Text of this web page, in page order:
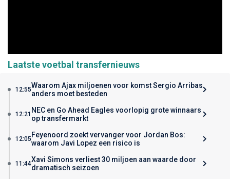
Laatste voetbal transfernieuws
12:55Waarom Ajax miljoenen voor komst Sergio Arribas
anders moet besteden
12:21 NEC en Go Ahead Eagles voorlopig grote winnaars
op transfermarkt
12:05 Feyenoord zoekt vervanger voor Jordan Bos:
waarom Javi Lopez een risico is
11:44Xavi Simons verliest 30 miljoen aan waarde door
dramatisch seizoen